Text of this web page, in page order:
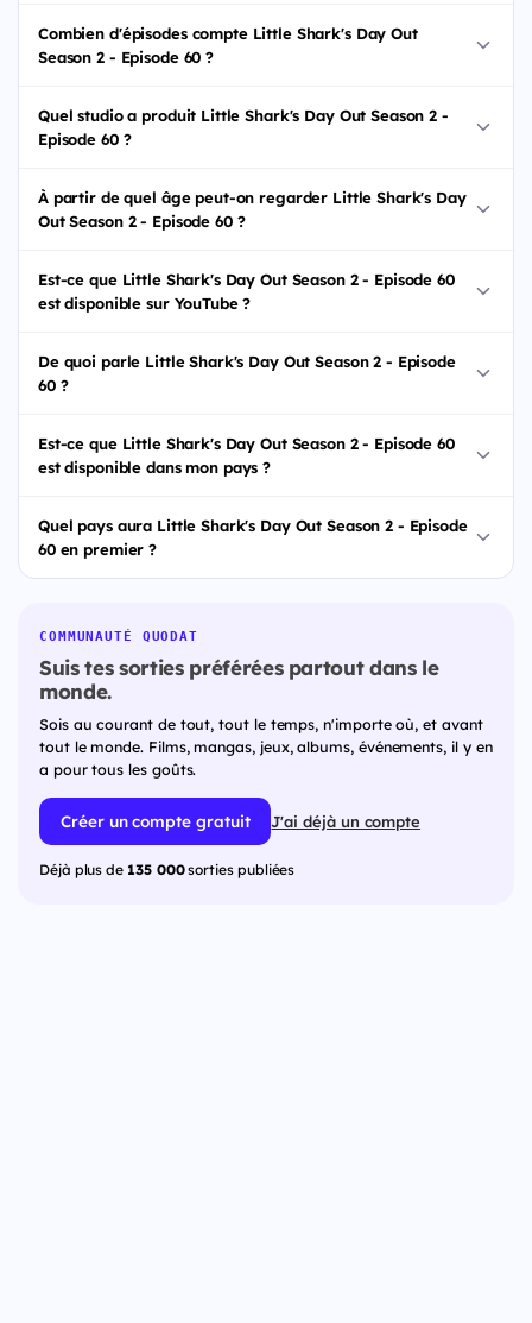
Combien d'épisodes compte Little Shark's Day Out
Season 2 - Episode 60 ?
Quel studio a produit Little Shark's Day Out Season 2 -
Episode 60 ?
À partir de quel âge peut-on regarder Little Shark's Day
Out Season 2 - Episode 60 ?
Est-ce que Little Shark's Day Out Season 2 - Episode 60
est disponible sur YouTube ?
De quoi parle Little Shark's Day Out Season 2 - Episode
60 ?
Est-ce que Little Shark's Day Out Season 2 - Episode 60
est disponible dans mon pays ?
Quel pays aura Little Shark's Day Out Season 2 - Episode
60 en premier ?
COMMUNAUTÉ QUODAT
Suis tes sorties préférées partout dans le
monde.
Sois au courant de tout, tout le temps, n'importe où, et avant
tout le monde. Films, mangas, jeux, albums, événements, il y en
a pour tous les goûts.
Créer un compte gratuit J'ai déjà un compte
Déjà plus de 135 000sorties publiées